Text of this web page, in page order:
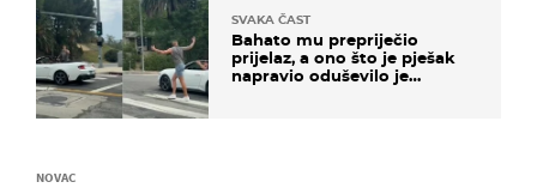
SVAKA ČAST
Bahato mu prepriječio
prijelaz, a ono što je pješak
napravio oduševilo je
NOVAC